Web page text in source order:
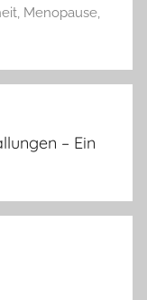
, Menopause,
– Ein